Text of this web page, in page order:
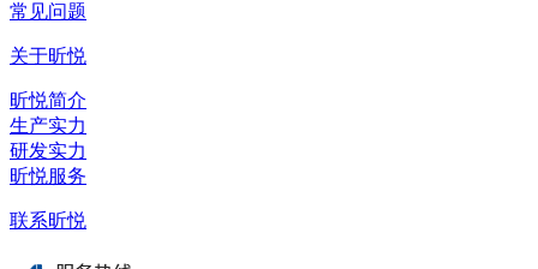
常见问题
关于昕悦
昕悦简介
生产实力
研发实力
昕悦服务
联系昕悦